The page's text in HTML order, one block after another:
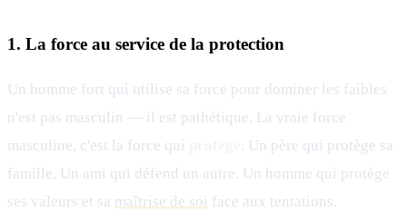
1. La force au service de la protection
Un homme fort qui utilise sa force pour dominer les faibles
n'est pas masculin — il est pathétique. La vraie force
masculine, c'est la force qui
. Un père qui protège sa
famille. Un ami qui défend un autre. Un homme qui protège
ses valeurs et sa maîtrise de soi face aux tentations.